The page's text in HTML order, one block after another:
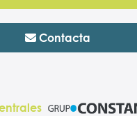
Contacta